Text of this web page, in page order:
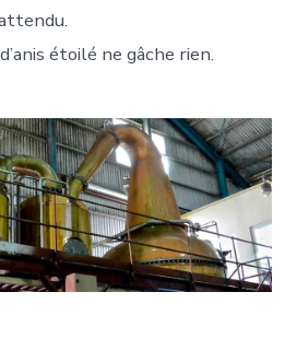
étoilé ne gâche rien.